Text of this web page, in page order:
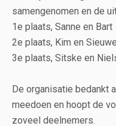
samengenomen en de
1e plaats, Sanne en Bart
2e plaats, Kim en Sieuwe
3e plaats, Sitske en
De organisatie bedankt
meedoen en hoopt de
zoveel deelnemers.